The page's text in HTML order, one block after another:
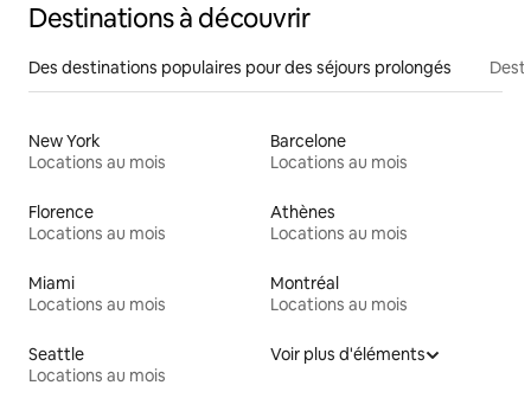
Destinations à découvrir
Des destinations populaires pour des séjours prolongés
New York
Locations au mois
Barcelone
Locations au mois
Florence
Locations au mois
Athènes
Locations au mois
Miami
Locations au mois
Montréal
Locations au mois
Seattle
Locations au mois
Voir plus d'éléments